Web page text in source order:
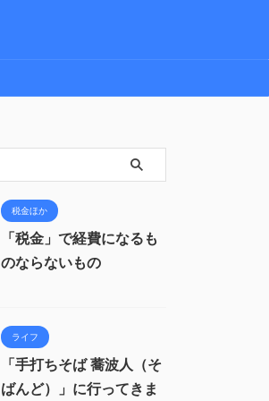
税金ほか
「税金」で経費になるも
のならないもの
ライフ
「手打ちそば 蕎波人（そ
ばんど）」に行ってきま